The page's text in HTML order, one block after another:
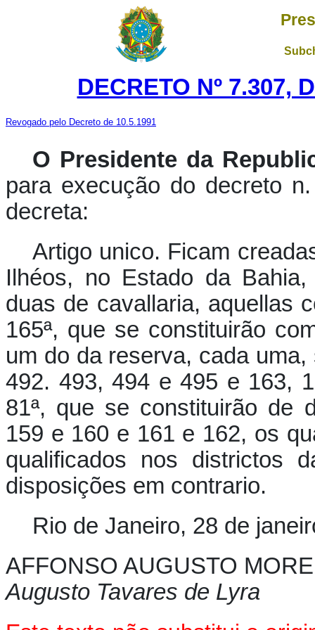
DECRETO Nº 7.307,
Revogado pelo Decreto de 10.5.1991
O Presidente da
para execução do decreto
decreta:
Artigo unico. Ficam
Ilhéos, no Estado da
duas de cavallaria, aquellas
165ª, que se constituirão
um do da reserva, cada
492. 493, 494 e 495 e 163,
81ª, que se constituirão de
159 e 160 e 161 e 162, os
qualificados nos districtos
disposições em contrario.
Rio de Janeiro, 28 de
AFFONSO AUGUSTO
Augusto Tavares de Lyra